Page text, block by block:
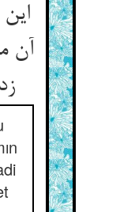
آن